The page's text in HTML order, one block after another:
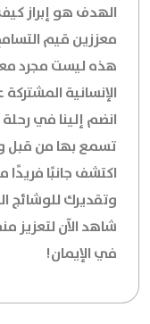
الهدف هو إبراز
معززين قيم
هذه ليست مجرد
الإنسانية المشتركة
انضم إلينا في
تسمع بها من قبل
اكتشف جانبًا
وتقديرك للوشائج
شاهد الآن لتعزيز
في الإيمان!